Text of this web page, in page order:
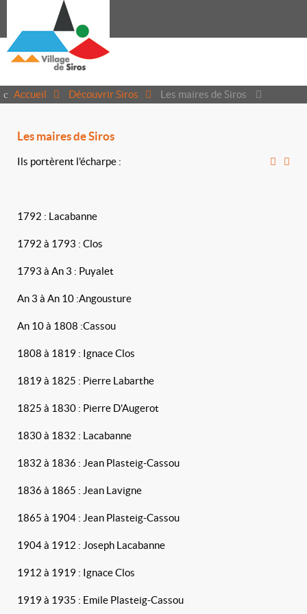
Accueil Découvrir Siros Les maires de Siros
Les maires de Siros
Ils portèrent l'écharpe :
1792 : Lacabanne
1792 à 1793 : Clos
1793 à An 3 : Puyalet
An 3 à An 10 :Angousture
An 10 à 1808 :Cassou
1808 à 1819 : Ignace Clos
1819 à 1825 : Pierre Labarthe
1825 à 1830 : Pierre D'Augerot
1830 à 1832 : Lacabanne
1832 à 1836 : Jean Plasteig-Cassou
1836 à 1865 : Jean Lavigne
1865 à 1904 : Jean Plasteig-Cassou
1904 à 1912 : Joseph Lacabanne
1912 à 1919 : Ignace Clos
1919 à 1935 : Emile Plasteig-Cassou